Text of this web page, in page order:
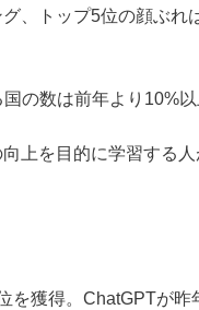
、トップ5位の顔ぶれ
の数は前年より10%
上を目的に学習する
を獲得。ChatGPTが